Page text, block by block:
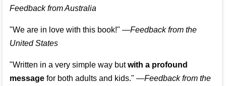
Feedback from Australia
"We are in love with this book!" —Feedback from the
United States
"Written in a very simple way butwith a profound
messagefor both adults and kids." —Feedback from the